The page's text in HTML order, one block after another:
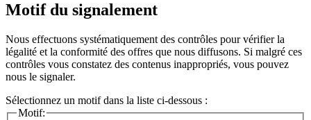
Motif du signalement
Nous effectuons systématiquement des contrôles pour vérifier la
légalité et la conformité des offres que nous diffusons. Si malgré ces
contrôles vous constatez des contenus inappropriés, vous pouvez
nous le signaler.
Sélectionnez un motif dans la liste ci-dessous :
Motif: